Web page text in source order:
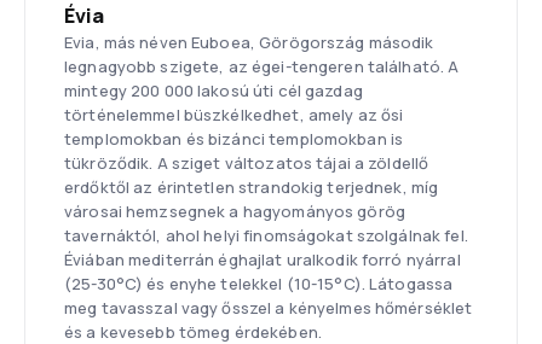
Évia
Evia, más néven Euboea, Görögország második
legnagyobb szigete, az égei-tengeren található. A
mintegy 200 000 lakosú úti cél gazdag
történelemmel büszkélkedhet, amely az ősi
templomokban és bizánci templomokban is
tükröződik. A sziget változatos tájai a zöldellő
erdőktől az érintetlen strandokig terjednek, míg
városai hemzsegnek a hagyományos görög
tavernáktól, ahol helyi finomságokat szolgálnak fel.
Éviában mediterrán éghajlat uralkodik forró nyárral
(25-30°C) és enyhe telekkel (10-15°C). Látogassa
meg tavasszal vagy ősszel a kényelmes hőmérséklet
és a kevesebb tömeg érdekében.